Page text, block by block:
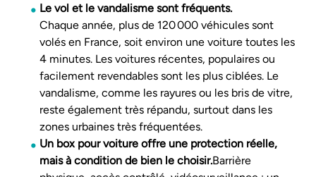
Le vol et le vandalisme sont fréquents.
Chaque année, plus de 120 000 véhicules sont
volés en France, soit environ une voiture toutes les
4 minutes. Les voitures récentes, populaires ou
facilement revendables sont les plus ciblées. Le
vandalisme, comme les rayures ou les bris de vitre,
reste également très répandu, surtout dans les
zones urbaines très fréquentées.
Un box pour voiture offre une protection réelle,
mais à condition de bien le choisir.Barrière